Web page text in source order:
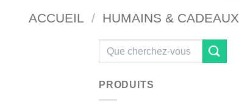
ACCUEIL / HUMAINS & CADEAUX
pour :
PRODUITS